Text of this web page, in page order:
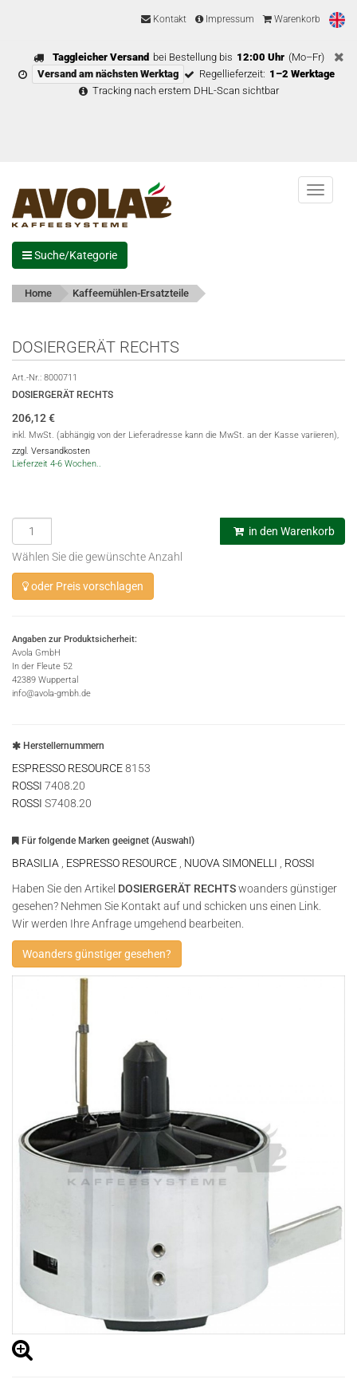
Kontakt Impressum Warenkorb
Taggleicher Versand bei Bestellung bis 12:00 Uhr (Mo–Fr)
Versand am nächsten Werktag
Regellieferzeit: 1–2 Werktage
Tracking nach erstem DHL-Scan sichtbar
Menu
Suche/Kategorie
Home Kaffeemühlen-Ersatzteile
DOSIERGERÄT RECHTS
Art.-Nr.: 8000711
DOSIERGERÄT RECHTS
206,12€
inkl. MwSt. (abhängig von der Lieferadresse kann die MwSt. an der Kasse variieren),
zzgl. Versandkosten
Lieferzeit 4-6 Wochen..
in den Warenkorb
Wählen Sie die gewünschte Anzahl
oder Preis vorschlagen
Angaben zur Produktsicherheit:
Avola GmbH
In der Fleute 52
42389 Wuppertal
info@avola-gmbh.de
Herstellernummern
ESPRESSO RESOURCE8153
ROSSI 7408.20
ROSSI S7408.20
Für folgende Marken geeignet (Auswahl)
BRASILIA ESPRESSO RESOURCE NUOVA SIMONELLI
ROSSI
Haben Sie den Artikel DOSIERGERÄT RECHTSwoanders günstiger
gesehen? Nehmen Sie Kontakt auf und schicken uns einen Link.
Wir werden Ihre Anfrage umgehend bearbeiten.
Woanders günstiger gesehen?